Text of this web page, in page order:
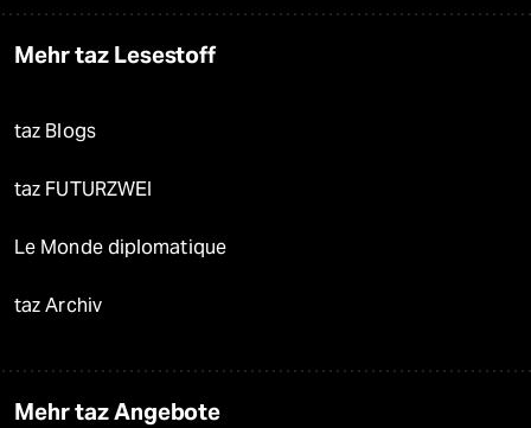
Mehr taz Lesestoff
taz Blogs
taz FUTURZWEI
Le Monde diplomatique
taz Archiv
Mehr taz Angebote